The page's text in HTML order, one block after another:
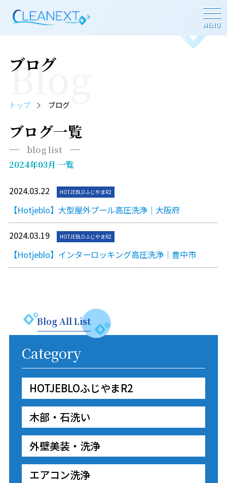
MENU
ブログ
Blog
トップ ブログ
ブログ一覧
blog list
2024年03月 一覧
2024.03.22 HOTJEBLOふじやまR2
【Hotjeblo】大型屋外プール高圧洗浄｜大阪府
2024.03.19 HOTJEBLOふじやまR2
【Hotjeblo】インターロッキング高圧洗浄｜豊中市
Blog All List
Category
HOTJEBLOふじやまR2
木部・石洗い
外壁美装・洗浄
エアコン洗浄